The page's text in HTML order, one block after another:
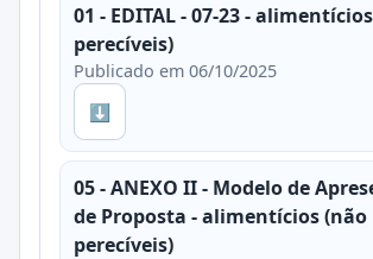
01 - EDITAL - 07-23 -
perecíveis)
Publicado em 06/10/2025
⬇
05 - ANEXO II - Modelo de
de Proposta - alimentícios (não
perecíveis)